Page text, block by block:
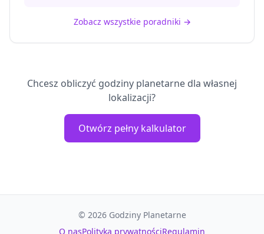
Zobacz wszystkie poradniki →
Chcesz obliczyć godziny planetarne dla własnej
lokalizacji?
Otwórz pełny kalkulator
© 2026 Godziny Planetarne
O nasPolityka prywatnościRegulamin